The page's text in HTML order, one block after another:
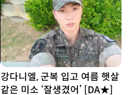
강다니엘, 군복 입고 여름 햇살
같은 미소 ‘잘생겼어’ [DA★]